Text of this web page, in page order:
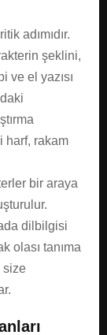
adımıdır.
şeklini,
ve el yazısı
harf, rakam
bir araya
dilbilgisi
olası tanıma
size